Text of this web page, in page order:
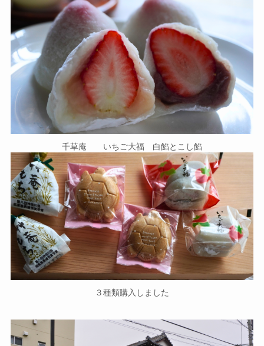
千草庵 いちご大福 白餡とこし餡
３種類購入しました